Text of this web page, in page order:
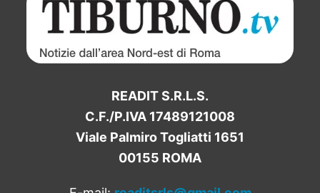
READIT S.R.L.S.
C.F./P.IVA 17489121008
Viale Palmiro Togliatti 1651
00155 ROMA